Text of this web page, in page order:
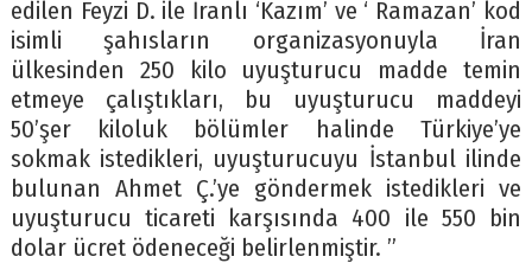
edilen Feyzi D. ile İranlı ‘Kazım’ ve ‘ Ramazan’ kod
isimli şahısların organizasyonuyla İran
ülkesinden 250 kilo uyuşturucu madde temin
etmeye çalıştıkları, bu uyuşturucu maddeyi
50’şer kiloluk bölümler halinde Türkiye’ye
sokmak istedikleri, uyuşturucuyu İstanbul ilinde
bulunan Ahmet Ç.’ye göndermek istedikleri ve
uyuşturucu ticareti karşısında 400 ile 550 bin
dolar ücret ödeneceği belirlenmiştir. ”